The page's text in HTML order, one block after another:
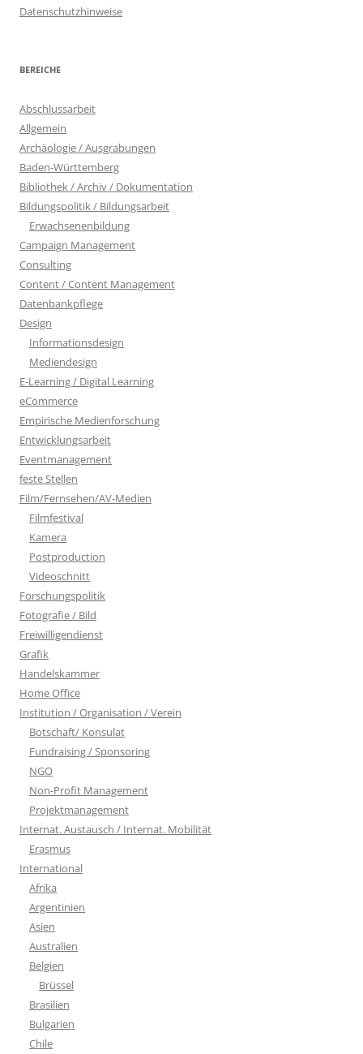
Datenschutzhinweise
BEREICHE
Abschlussarbeit
Allgemein
Archäologie / Ausgrabungen
Baden-Württemberg
Bibliothek / Archiv / Dokumentation
Bildungspolitik / Bildungsarbeit
Erwachsenenbildung
Campaign Management
Consulting
Content / Content Management
Datenbankpflege
Design
Informationsdesign
Mediendesign
E-Learning / Digital Learning
eCommerce
Empirische Medienforschung
Entwicklungsarbeit
Eventmanagement
feste Stellen
Film/Fernsehen/AV-Medien
Filmfestival
Kamera
Postproduction
Videoschnitt
Forschungspolitik
Fotografie / Bild
Freiwilligendienst
Grafik
Handelskammer
Home Office
Institution / Organisation / Verein
Botschaft/ Konsulat
Fundraising / Sponsoring
NGO
Non-Profit Management
Projektmanagement
Internat. Austausch / Internat. Mobilität
Erasmus
International
Afrika
Argentinien
Asien
Australien
Belgien
Brüssel
Brasilien
Bulgarien
Chile